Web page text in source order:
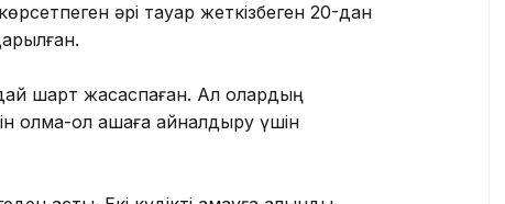
әрі тауар жеткізбеген 20-дан
шарт жасаспаған. Ал олардың
қол ақшаға айналдыру үшін